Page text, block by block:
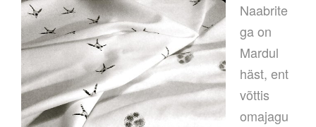
Naabrite
ga on
Mardul
häst, ent
võttis
omajagu